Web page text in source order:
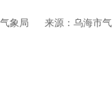
象局 来源：乌海市